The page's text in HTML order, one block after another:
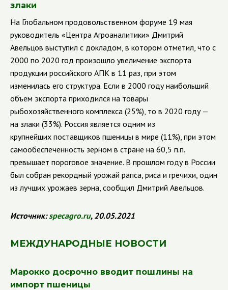
злаки
На Глобальном продовольственном форуме 19 мая
руководитель «Центра Агроаналитики» Дмитрий
Авельцов выступил с докладом, в котором отметил, что с
2000 по 2020 год произошло увеличение экспорта
продукции российского АПК в 11 раз, при этом
изменилась его структура. Если в 2000 году наибольший
объем экспорта приходился на товары
рыбохозяйственного комплекса (25%), то в 2020 году —
на злаки (33%). Россия является одним из
крупнейших поставщиков пшеницы в мире (11%), при этом
самообеспеченность зерном в стране на 60,5 п.п.
превышает пороговое значение. В прошлом году в России
был собран рекордный урожай рапса, риса и гречихи, один
из лучших урожаев зерна, сообщил Дмитрий Авельцов.
Источник:specagro.ru, 20.05.2021
МЕЖДУНАРОДНЫЕ НОВОСТИ
Марокко досрочно вводит пошлины на
импорт пшеницы